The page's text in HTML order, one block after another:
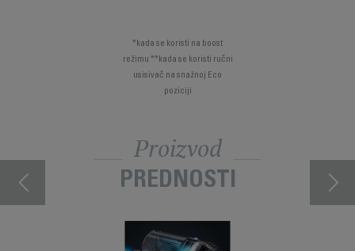
*kada se koristi na boost
režimu **kada se koristi ručni
usisivač na snažnoj Eco
poziciji
Proizvod
PREDNOSTI